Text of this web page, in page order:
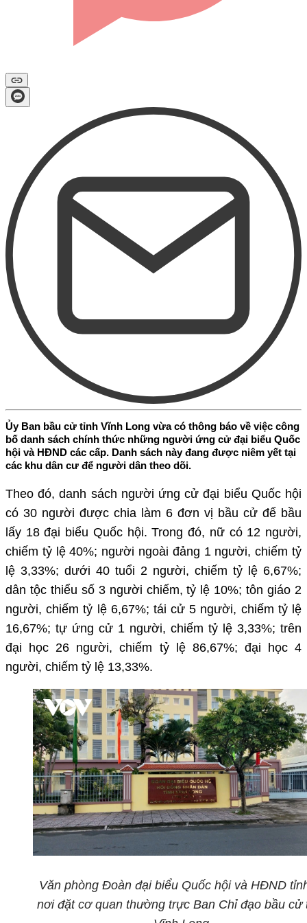
Ủy Ban bầu cử tỉnh Vĩnh Long vừa có thông báo về việc công
bố danh sách chính thức những người ứng cử đại biểu Quốc
hội và HĐND các cấp. Danh sách này đang được niêm yết tại
các khu dân cư để người dân theo dõi.
Theo đó, danh sách người ứng cử đại biểu Quốc hội
có 30 người được chia làm 6 đơn vị bầu cử để bầu
lấy 18 đại biểu Quốc hội. Trong đó, nữ có 12 người,
chiếm tỷ lệ 40%; người ngoài đảng 1 người, chiếm tỷ
lệ 3,33%; dưới 40 tuổi 2 người, chiếm tỷ lệ 6,67%;
dân tộc thiểu số 3 người chiếm, tỷ lệ 10%; tôn giáo 2
người, chiếm tỷ lệ 6,67%; tái cử 5 người, chiếm tỷ lệ
16,67%; tự ứng cử 1 người, chiếm tỷ lệ 3,33%; trên
đại học 26 người, chiếm tỷ lệ 86,67%; đại học 4
người, chiếm tỷ lệ 13,33%.
Văn phòng Đoàn đại biểu Quốc hội và HĐND
nơi đặt cơ quan thường trực Ban Chỉ đạo bầu cử